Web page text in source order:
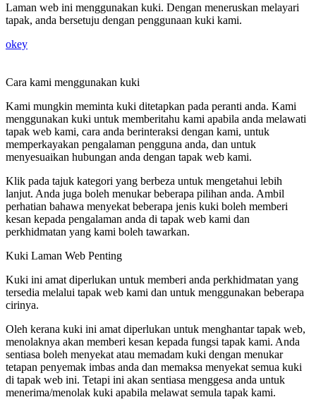
Laman web ini menggunakan kuki. Dengan meneruskan melayari
tapak, anda bersetuju dengan penggunaan kuki kami.
okey
Cara kami menggunakan kuki
Kami mungkin meminta kuki ditetapkan pada peranti anda. Kami
menggunakan kuki untuk memberitahu kami apabila anda melawati
tapak web kami, cara anda berinteraksi dengan kami, untuk
memperkayakan pengalaman pengguna anda, dan untuk
menyesuaikan hubungan anda dengan tapak web kami.
Klik pada tajuk kategori yang berbeza untuk mengetahui lebih
lanjut. Anda juga boleh menukar beberapa pilihan anda. Ambil
perhatian bahawa menyekat beberapa jenis kuki boleh memberi
kesan kepada pengalaman anda di tapak web kami dan
perkhidmatan yang kami boleh tawarkan.
Kuki Laman Web Penting
Kuki ini amat diperlukan untuk memberi anda perkhidmatan yang
tersedia melalui tapak web kami dan untuk menggunakan beberapa
cirinya.
Oleh kerana kuki ini amat diperlukan untuk menghantar tapak web,
menolaknya akan memberi kesan kepada fungsi tapak kami. Anda
sentiasa boleh menyekat atau memadam kuki dengan menukar
tetapan penyemak imbas anda dan memaksa menyekat semua kuki
di tapak web ini. Tetapi ini akan sentiasa menggesa anda untuk
menerima/menolak kuki apabila melawat semula tapak kami.